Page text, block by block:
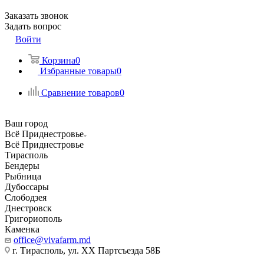
Заказать звонок
Задать вопрос
Войти
Корзина0
Избранные товары0
Сравнение товаров0
Ваш город
Всё Приднестровье
Всё Приднестровье
Тирасполь
Бендеры
Рыбница
Дубоссары
Слободзея
Днестровск
Григориополь
Каменка
office@vivafarm.md
г. Тирасполь, ул. ХХ Партсъезда 58Б